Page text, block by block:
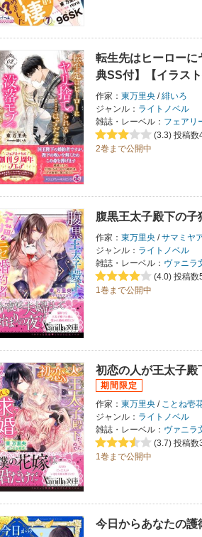
転生先はヒーロー
典SS付】【イラスト
作家： 東万里央 /緋いろ
ジャンル： ライトノベル
雑誌・レーベル： フェアリ
(3.3) 投稿数
2巻まで公開中
腹黒王太子殿下の子
作家： 東万里央 /サマミヤ
ジャンル： ライトノベル
雑誌・レーベル： ヴァニラ
(4.0) 投稿数
1巻まで公開中
初恋の人が王太子殿
作家： 東万里央 / ことね壱
ジャンル： ライトノベル
雑誌・レーベル： ヴァニラ
(3.7) 投稿数
1巻まで公開中
今日からあなたの護